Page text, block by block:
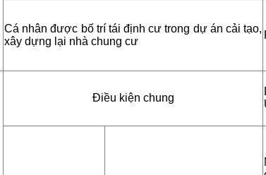
Cá nhân được bố trí tái định cư trong dự án cải tạo,
xây dựng lại nhà chung cư
Điều kiện chung